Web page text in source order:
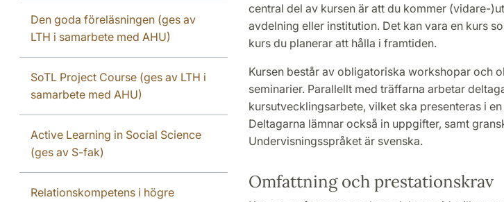
Den goda föreläsningen (ges av
LTH i samarbete med AHU)
SoTL Project Course (ges av LTH i
samarbete med AHU)
Active Learning in Social Science
(ges av S-fak)
Relationskompetens i högre
central del av kursen är att du kommer (vidare-
avdelning eller institution. Det kan vara en kurs
kurs du planerar att hålla i framtiden.
Kursen består av obligatoriska workshopar och
seminarier. Parallellt med träffarna arbetar
kursutvecklingsarbete, vilket ska presenteras i
Deltagarna lämnar också in uppgifter, samt
Undervisningsspråket är svenska.
Omfattning och prestationskrav